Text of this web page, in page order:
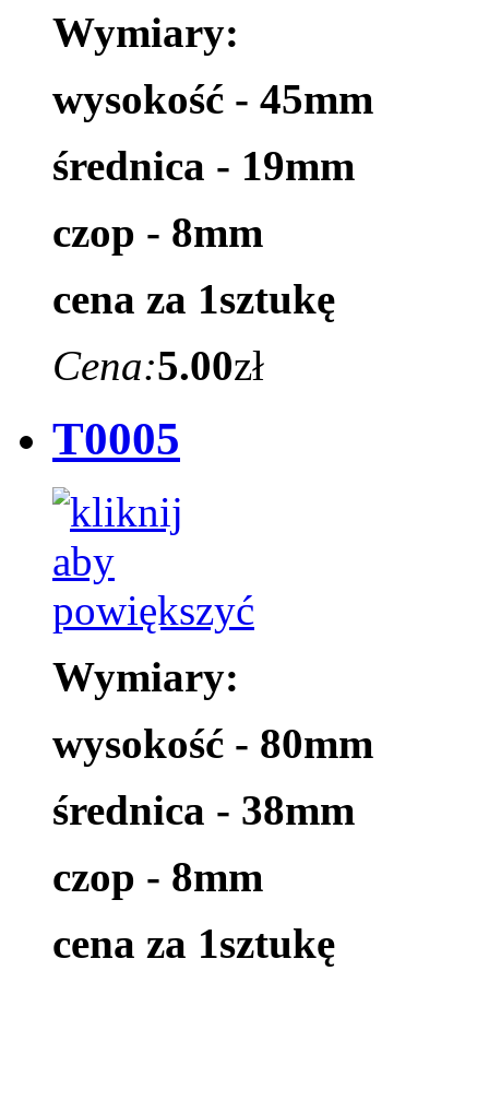
Wymiary:
wysokość - 45mm
średnica - 19mm
czop - 8mm
cena za 1sztukę
Cena:5.00zł
T0005
Wymiary:
wysokość - 80mm
średnica - 38mm
czop - 8mm
cena za 1sztukę